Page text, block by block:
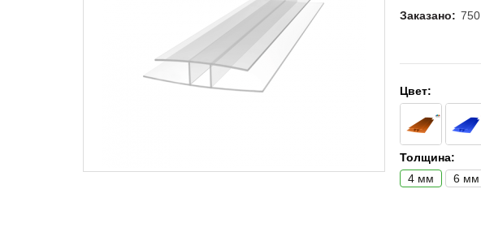
Заказано: 750
Цвет:
Толщина:
4 мм
6 мм